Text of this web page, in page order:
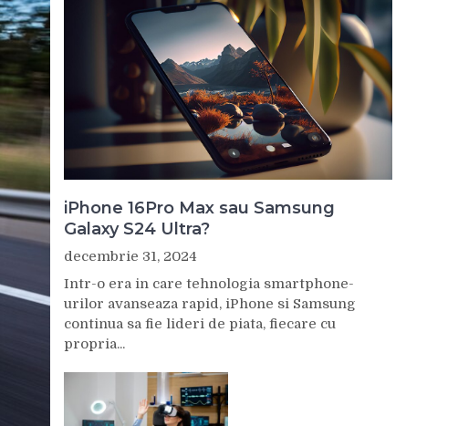
iPhone 16Pro Max sau Samsung
Galaxy S24 Ultra?
decembrie 31, 2024
Intr-o era in care tehnologia smartphone-
urilor avanseaza rapid, iPhone si Samsung
continua sa fie lideri de piata, fiecare cu
propria...